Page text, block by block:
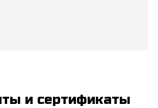
и сертификаты